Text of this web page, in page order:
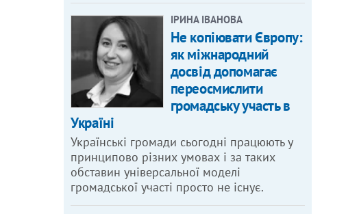
ІРИНА ІВАНОВА
Не копіювати Європу:
як міжнародний
досвід допомагає
переосмислити
громадську участь в
Україні
Українські громади сьогодні працюють у
принципово різних умовах і за таких
обставин універсальної моделі
громадської участі просто не існує.